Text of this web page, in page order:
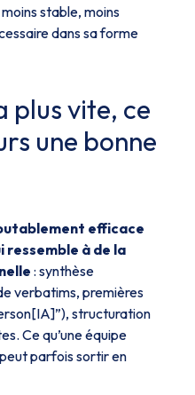
stable, moins
dans sa forme
plus vite, ce
une bonne
efficace
à de la
: synthèse
verbatims, premières
structuration
Ce qu’une équipe
parfois sortir en